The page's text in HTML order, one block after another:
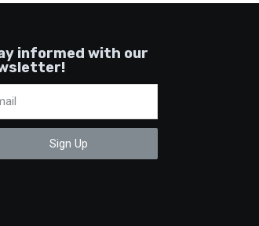
informed with our
Sign Up